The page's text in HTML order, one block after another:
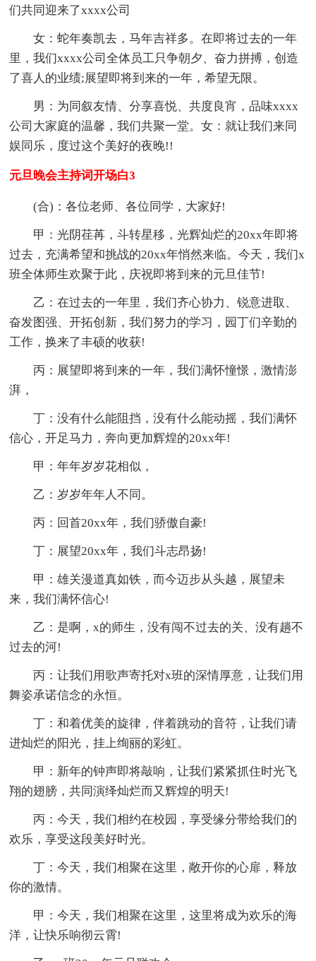
们共同迎来了xxxx公司
女：蛇年奏凯去，马年吉祥多。在即将过去的一年
里，我们xxxx公司全体员工只争朝夕、奋力拼搏，创造
了喜人的业绩;展望即将到来的一年，希望无限。
男：为同叙友情、分享喜悦、共度良宵，品味xxxx
公司大家庭的温馨，我们共聚一堂。女：就让我们来同
娱同乐，度过这个美好的夜晚!!
元旦晚会主持词开场白3
(合)：各位老师、各位同学，大家好!
甲：光阴荏苒，斗转星移，光辉灿烂的20xx年即将
过去，充满希望和挑战的20xx年悄然来临。今天，我们x
班全体师生欢聚于此，庆祝即将到来的元旦佳节!
乙：在过去的一年里，我们齐心协力、锐意进取、
奋发图强、开拓创新，我们努力的学习，园丁们辛勤的
工作，换来了丰硕的收获!
丙：展望即将到来的一年，我们满怀憧憬，激情澎
湃，
丁：没有什么能阻挡，没有什么能动摇，我们满怀
信心，开足马力，奔向更加辉煌的20xx年!
甲：年年岁岁花相似，
乙：岁岁年年人不同。
丙：回首20xx年，我们骄傲自豪!
丁：展望20xx年，我们斗志昂扬!
甲：雄关漫道真如铁，而今迈步从头越，展望未
来，我们满怀信心!
乙：是啊，x的师生，没有闯不过去的关、没有趟不
过去的河!
丙：让我们用歌声寄托对x班的深情厚意，让我们用
舞姿承诺信念的永恒。
丁：和着优美的旋律，伴着跳动的音符，让我们请
进灿烂的阳光，挂上绚丽的彩虹。
甲：新年的钟声即将敲响，让我们紧紧抓住时光飞
翔的翅膀，共同演绎灿烂而又辉煌的明天!
丙：今天，我们相约在校园，享受缘分带给我们的
欢乐，享受这段美好时光。
丁：今天，我们相聚在这里，敞开你的心扉，释放
你的激情。
甲：今天，我们相聚在这里，这里将成为欢乐的海
洋，让快乐响彻云霄!